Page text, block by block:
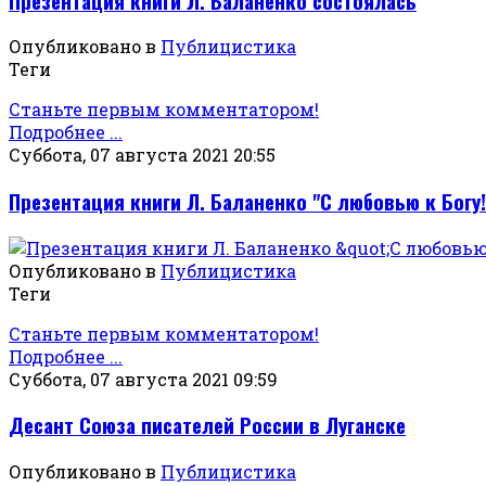
Опубликовано в Публицистика
Теги
Станьте первым комментатором!
Подробнее ...
Суббота, 07 августа 2021 20:55
Презентация книги Л. Баланенко "С любовью к
Опубликовано в Публицистика
Теги
Станьте первым комментатором!
Подробнее ...
Суббота, 07 августа 2021 09:59
Десант Союза писателей России в Луганске
Опубликовано в Публицистика